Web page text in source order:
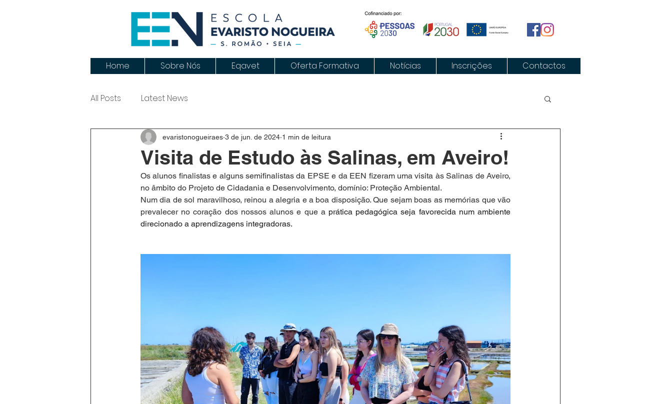
Home Sobre Nós Eqavet Oferta Formativa Notícias Inscrições Contactos
All Posts Latest News
Visita de Estudo às Salinas, em Aveiro!
evaristonogueiraes 3 de jun. de 2024 1 min de leitura
Os alunos finalistas e alguns semifinalistas da EPSE e da EEN fizeram uma visita às Salinas de Aveiro,
no âmbito do Projeto de Cidadania e Desenvolvimento, domínio: Proteção Ambiental.
Num dia de sol maravilhoso, reinou a alegria e a boa disposição. Que sejam boas as memórias que vão
prevalecer no coração dos nossos alunos e que a prática pedagógica seja favorecida num ambiente
direcionado a aprendizagens integradoras.